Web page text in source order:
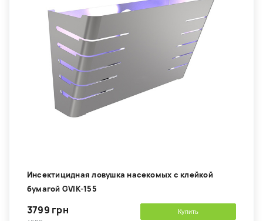
Инсектицидная ловушка насекомых с клейкой
бумагой GVIK-155
3799 грн Купить